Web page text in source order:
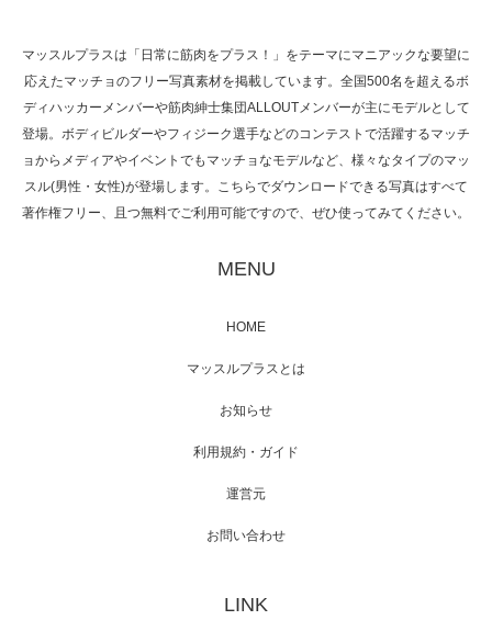
た（6/8放送）
映画「メカバース」舞台挨拶へマッスルプラ
【TV】NHK BS「COOL JAPAN 」にてマッス
マッスルプラスは「日常に筋肉をプラス！」をテーマにマニアックな要望に
応えたマッチョのフリー写真素材を掲載しています。全国500名を超えるボ
ディハッカーメンバーや筋肉紳士集団ALLOUTメンバーが主にモデルとして
登場。ボディビルダーやフィジーク選手などのコンテストで活躍するマッチ
ョからメディアやイベントでもマッチョなモデルなど、様々なタイプのマッ
スル(男性・女性)が登場します。こちらでダウンロードできる写真はすべて
著作権フリー、且つ無料でご利用可能ですので、ぜひ使ってみてください。
MENU
HOME
マッスルプラスとは
お知らせ
利用規約・ガイド
運営元
お問い合わせ
LINK